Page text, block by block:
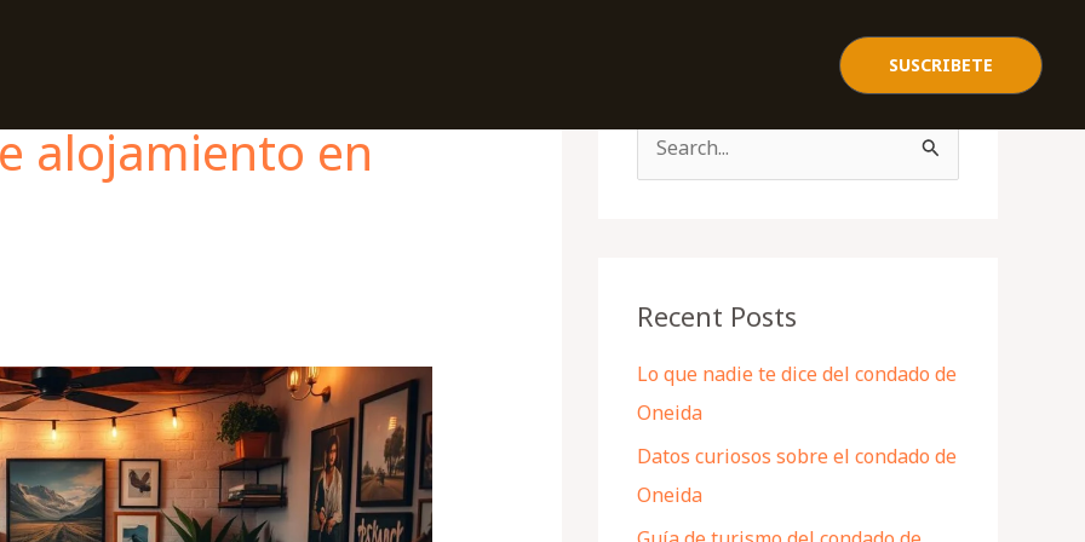
SUSCRIBETE
alojamiento en
c
f
o
r
:
Recent Posts
Lo que nadie te dice del condado de
Oneida
Datos curiosos sobre el condado de
Oneida